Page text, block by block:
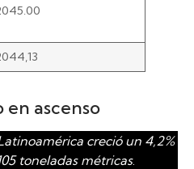
ascenso
creció un 4,2%
toneladas métricas.